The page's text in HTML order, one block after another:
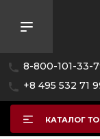
8-800-101-33-
+8 495 532 71
КАТАЛОГ